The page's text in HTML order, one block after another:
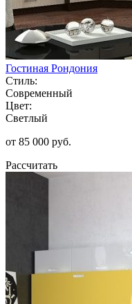
Гостиная Рондония
Стиль:
Современный
Цвет:
Светлый
от 85 000 руб.
Рассчитать